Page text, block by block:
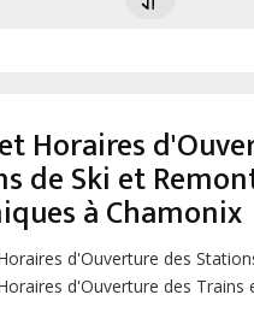
Horaires
de Ski et
à Chamonix
d'Ouverture des
d'Ouverture des Trains